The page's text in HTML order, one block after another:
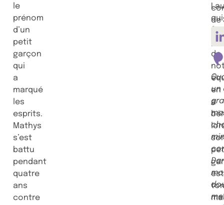
le
prénom
d’un
petit
garçon
qui
a
marqué
les
esprits.
Mathys
s’est
battu
pendant
quatre
ans
contre
qui
de
en
a
est
de
un